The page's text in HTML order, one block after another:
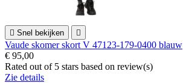
 Snel bekijken 
Vaude skomer skort V 47123-179-0400 blauw
€ 95,00
Rated out of 5 stars based on review(s)
Zie details